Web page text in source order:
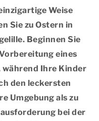
Weise
Sie zu Ostern in
Beginnen Sie
eines
Ihre Kinder
den leckersten
Umgebung als zu
bei der